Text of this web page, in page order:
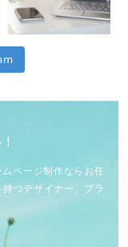
ページ制作ならお任
つデザイナー、プラ